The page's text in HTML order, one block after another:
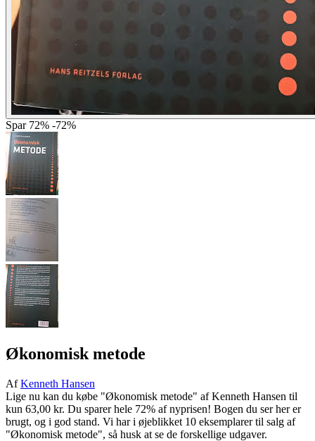
Spar 72% -72%
Økonomisk metode
AfKenneth Hansen
Lige nu kan du købe "Økonomisk metode" af Kenneth Hansen til
kun 63,00 kr. Du sparer hele 72% af nyprisen! Bogen du ser her er
brugt, og i god stand. Vi har i øjeblikket 10 eksemplarer til salg af
"Økonomisk metode", så husk at se de forskellige udgaver.